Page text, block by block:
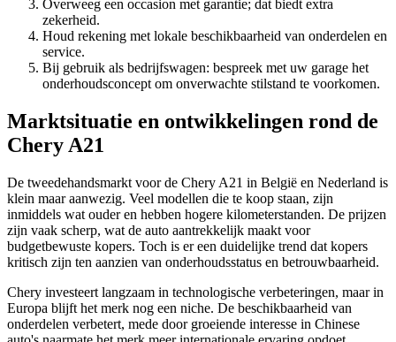
Overweeg een occasion met garantie; dat biedt extra
zekerheid.
Houd rekening met lokale beschikbaarheid van onderdelen en
service.
Bij gebruik als bedrijfswagen: bespreek met uw garage het
onderhoudsconcept om onverwachte stilstand te voorkomen.
Marktsituatie en ontwikkelingen rond de
Chery A21
De tweedehandsmarkt voor de Chery A21 in België en Nederland is
klein maar aanwezig. Veel modellen die te koop staan, zijn
inmiddels wat ouder en hebben hogere kilometerstanden. De prijzen
zijn vaak scherp, wat de auto aantrekkelijk maakt voor
budgetbewuste kopers. Toch is er een duidelijke trend dat kopers
kritisch zijn ten aanzien van onderhoudsstatus en betrouwbaarheid.
Chery investeert langzaam in technologische verbeteringen, maar in
Europa blijft het merk nog een niche. De beschikbaarheid van
onderdelen verbetert, mede door groeiende interesse in Chinese